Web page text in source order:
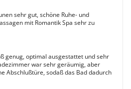
sehr gut, schöne Ruhe- und
mit Romantik Spa sehr zu
genug, optimal ausgestattet und sehr
war sehr geräumig, aber
Abschlußtüre, sodaß das Bad dadurch